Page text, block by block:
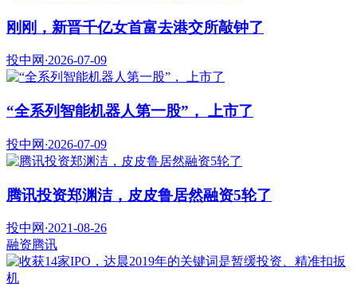
刚刚，新晋千亿女首富去港交所敲钟了
投中网 ·2026-07-09
“全系列智能机器人第一股”， 上市了
投中网 ·2026-07-09
腾讯投资郑渊洁，皮皮鲁居然融资5轮了
投中网 ·2021-08-26
融资腾讯